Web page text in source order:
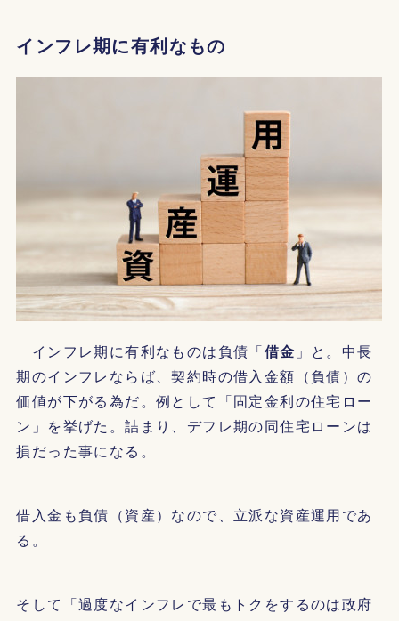
インフレ期に有利なもの
インフレ期に有利なものは負債「借金 」と。中長
期のインフレならば、契約時の借入金額（負債）の
価値が下がる為だ。例として「固定金利の住宅ロー
ン」を挙げた。詰まり、デフレ期の同住宅ローンは
損だった事になる。
借入金も負債（資産）なので、立派な資産運用であ
る。
そして「過度なインフレで最もトクをするのは政府